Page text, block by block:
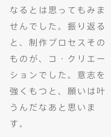
なるとは思ってもみま
せんでした。振り返る
と、制作プロセスその
ものが、コ・クリエー
ションでした。意志を
強くもつと、願いは叶
うんだなあと思いま
す。